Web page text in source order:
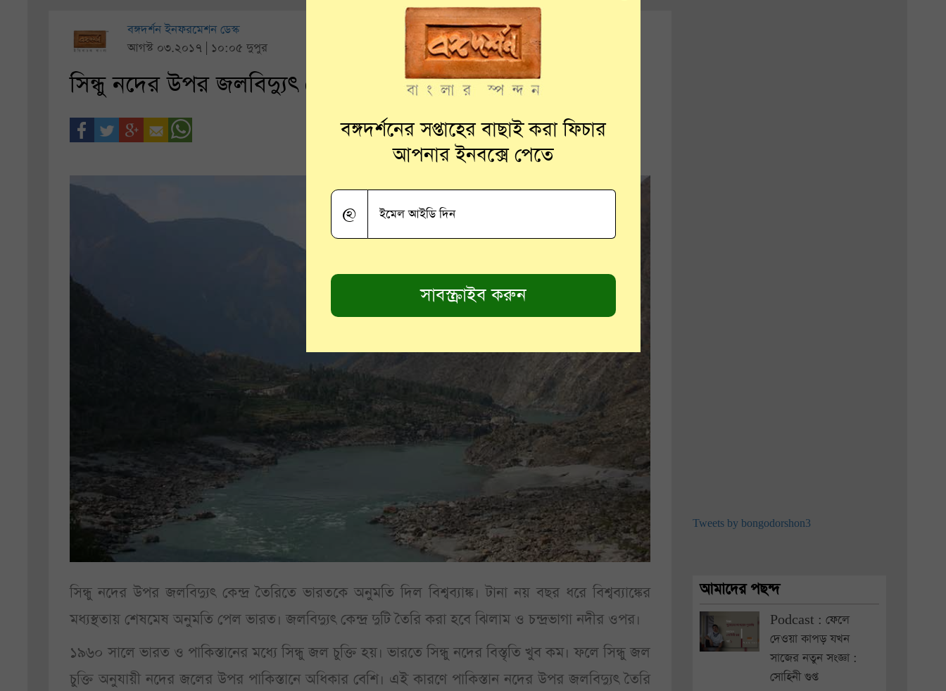
বঙ্গদর্শন ইনফরমেশন ডেস্ক
আগস্ট ০৩.২০১৭ | ১০:০৫ দুপুর
সিন্ধু নদের উপর জলবিদ্যুৎ কেন্দ্র তৈরি করবে ভারত
সিন্ধু নদের উপর জলবিদ্যুৎ কেন্দ্র তৈরিতে ভারতকে অনুমতি দিল বিশ্বব্যাঙ্ক। টানা নয় বছর ধরে বিশ্বব্যাঙ্কের
মধ্যস্থতায় শেষমেষ অনুমতি পেল ভারত। জলবিদ্যুৎ কেন্দ্র দুটি তৈরি করা হবে ঝিলাম ও চন্দ্রভাগা নদীর ওপর।
১৯৬০ সালে ভারত ও পাকিস্তানের মধ্যে সিন্ধু জল চুক্তি হয়। ভারতে সিন্ধু নদের বিস্তৃতি খুব কম। ফলে সিন্ধু জল
চুক্তি অনুযায়ী নদের জলের উপর পাকিস্তানে অধিকার বেশি। এই কারণে পাকিস্তান নদের উপর জলবিদ্যুৎ তৈরি
Tweets by bongodorshon3
আমাদের পছন্দ
Podcast : ফেলে
দেওয়া কাপড় যখন
সাজের নতুন সংজ্ঞা :
সোহিনী গুপ্ত
বঙ্গদর্শনের সপ্তাহের বাছাই করা ফিচার
আপনার ইনবক্সে পেতে
@